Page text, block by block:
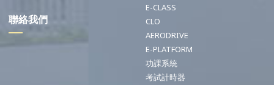
聯絡我們
E-CLASS
CLO
AERODRIVE
E-PLATFORM
功課系統
考試計時器